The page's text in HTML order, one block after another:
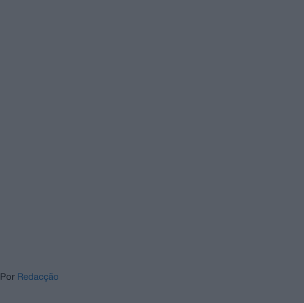
Por Redacção